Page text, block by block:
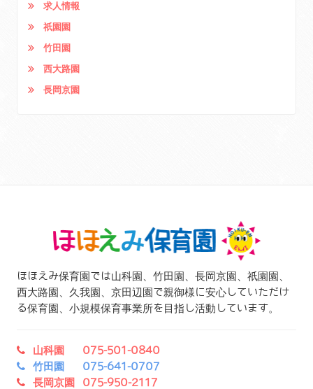
求人情報
祇園園
竹田園
西大路園
長岡京園
ほほえみ保育園では山科園、竹田園、長岡京園、祇園園、
西大路園、久我園、京田辺園で親御様に安心していただけ
る保育園、小規模保育事業所を目指し活動しています。
山科園 075-501-0840
竹田園 075-641-0707
長岡京園 075-950-2117